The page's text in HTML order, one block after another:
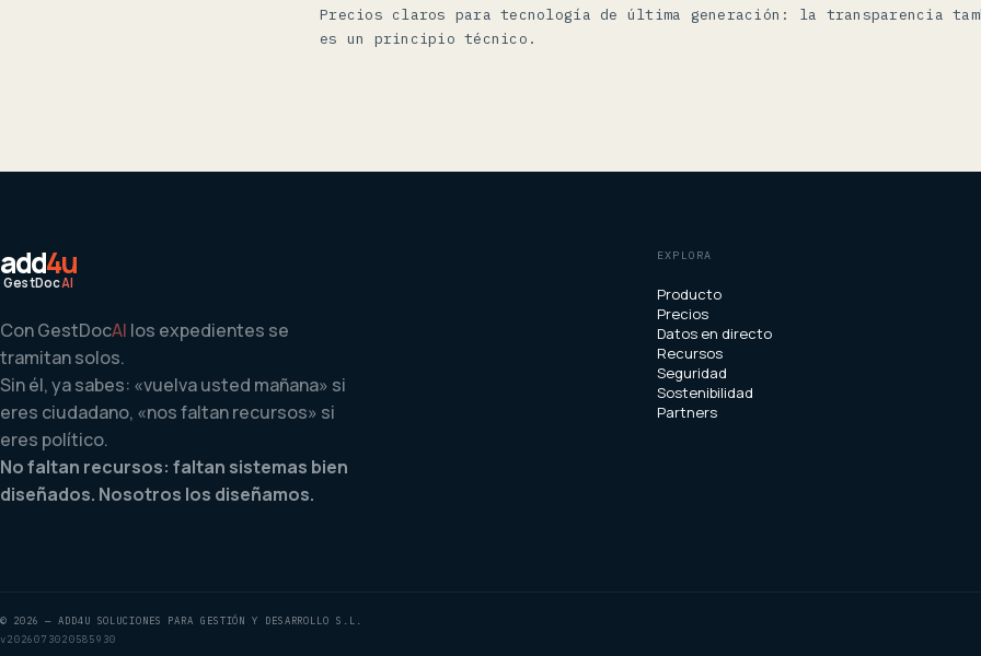
Precios claros para tecnología de última generación: la transparencia
es un principio técnico.
add4u
GestDocAI
ConGestDocAI los expedientes se
tramitan solos.
Sin él, ya sabes: «vuelva usted mañana» si
eres ciudadano, «nos faltan recursos» si
eres político.
No faltan recursos: faltan sistemas bien
diseñados. Nosotros los diseñamos.
EXPLORA
Producto
Precios
Datos en directo
Recursos
Seguridad
Sostenibilidad
Partners
© 2026
— ADD4U SOLUCIONES PARA GESTIÓN Y DESARROLLO S.L.
v2026073020585930